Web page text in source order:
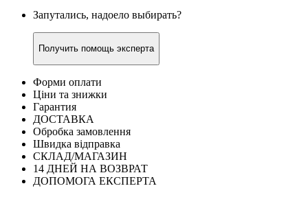
Запутались, надоело выбирать?
Получить помощь эксперта
Форми оплати
Ціни та знижки
Гарантия
ДОСТАВКА
Обробка замовлення
Швидка відправка
СКЛАД/МАГАЗИН
14 ДНЕЙ НА ВОЗВРАТ
ДОПОМОГА ЕКСПЕРТА